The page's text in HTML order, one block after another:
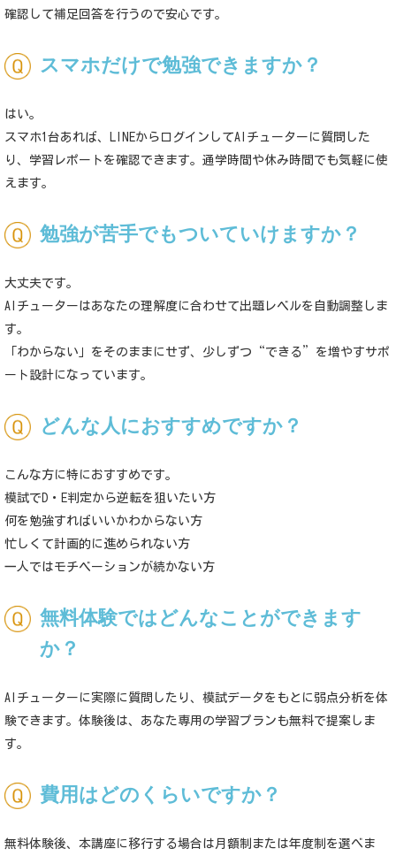
確認して補足回答を行うので安心です。
スマホだけで勉強できますか？
はい。
スマホ1 台あれば、 LINEからログインしてAI チューターに質問した
り、学習レポートを確認できます。通学時間や休み時間でも気軽に使
えます。
勉強が苦手でもついていけますか？
大丈夫です。
AI チューターはあなたの理解度に合わせて出題レベルを自動調整しま
す。
「わからない」をそのままにせず、少しずつ“できる”を増やすサポ
ート設計になっています。
どんな人におすすめですか？
こんな方に特におすすめです。
模試で D ・ E判定から逆転を狙いたい方
何を勉強すればいいかわからない方
忙しくて計画的に進められない方
一人ではモチベーションが続かない方
無料体験ではどんなことができます
か？
AI チューターに実際に質問したり、模試データをもとに弱点分析を体
験できます。体験後は、あなた専用の学習プランも無料で提案しま
す。
費用はどのくらいですか？
無料体験後、本講座に移行する場合は月額制または年度制を選べま